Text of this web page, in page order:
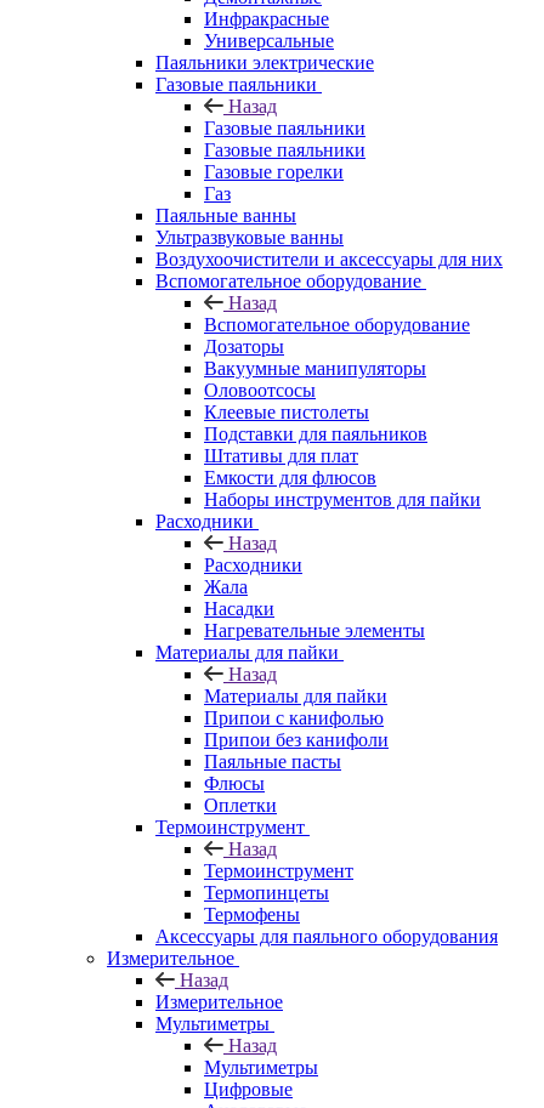
Инфракрасные
Универсальные
Паяльники электрические
Газовые паяльники
Назад
Газовые паяльники
Газовые паяльники
Газовые горелки
Газ
Паяльные ванны
Ультразвуковые ванны
Воздухоочистители и аксессуары для них
Вспомогательное оборудование
Назад
Вспомогательное оборудование
Дозаторы
Вакуумные манипуляторы
Оловоотсосы
Клеевые пистолеты
Подставки для паяльников
Штативы для плат
Емкости для флюсов
Наборы инструментов для пайки
Расходники
Назад
Расходники
Жала
Насадки
Нагревательные элементы
Материалы для пайки
Назад
Материалы для пайки
Припои с канифолью
Припои без канифоли
Паяльные пасты
Флюсы
Оплетки
Термоинструмент
Назад
Термоинструмент
Термопинцеты
Термофены
Аксессуары для паяльного оборудования
Измерительное
Назад
Измерительное
Мультиметры
Назад
Мультиметры
Цифровые